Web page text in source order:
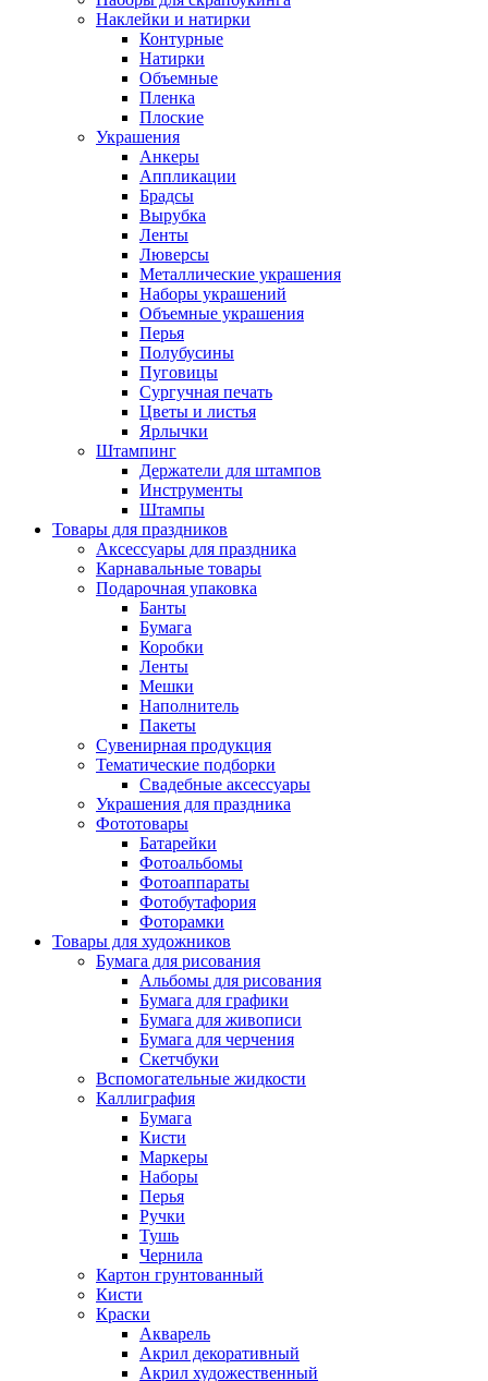
Наклейки и натирки
Контурные
Натирки
Объемные
Пленка
Плоские
Украшения
Анкеры
Аппликации
Брадсы
Вырубка
Ленты
Люверсы
Металлические украшения
Наборы украшений
Объемные украшения
Перья
Полубусины
Пуговицы
Сургучная печать
Цветы и листья
Ярлычки
Штампинг
Держатели для штампов
Инструменты
Штампы
Товары для праздников
Аксессуары для праздника
Карнавальные товары
Подарочная упаковка
Банты
Бумага
Коробки
Ленты
Мешки
Наполнитель
Пакеты
Сувенирная продукция
Тематические подборки
Свадебные аксессуары
Украшения для праздника
Фототовары
Батарейки
Фотоальбомы
Фотоаппараты
Фотобутафория
Фоторамки
Товары для художников
Бумага для рисования
Альбомы для рисования
Бумага для графики
Бумага для живописи
Бумага для черчения
Скетчбуки
Вспомогательные жидкости
Каллиграфия
Бумага
Кисти
Маркеры
Наборы
Перья
Ручки
Тушь
Чернила
Картон грунтованный
Кисти
Краски
Акварель
Акрил декоративный
Акрил художественный